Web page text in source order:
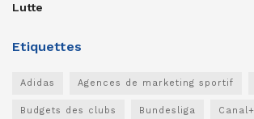
Lutte
Etiquettes
Adidas Agences de marketing sportif
Budgets des clubs Bundesliga Canal+